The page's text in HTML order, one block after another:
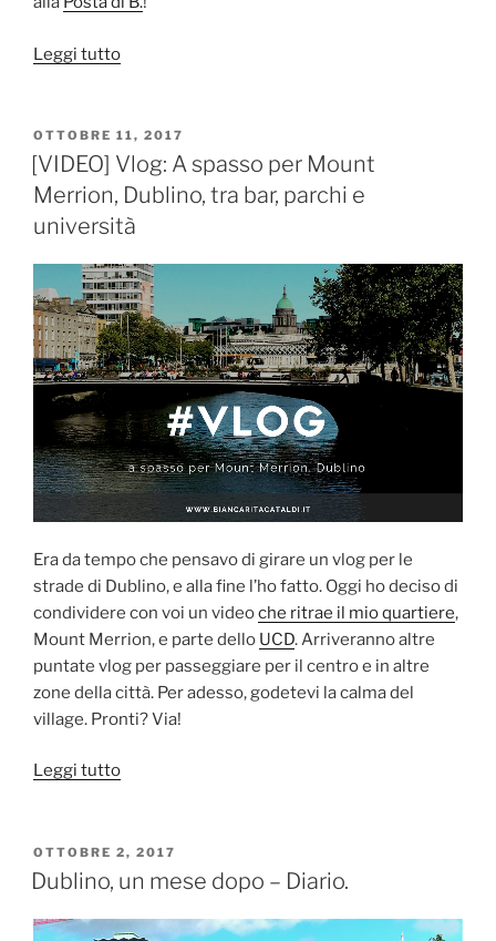
Leggi tutto“[VIDEO]
che
impari
quando
vai
via
di
casa”
PUBBLICATO
IL
OTTOBRE 11, 2017
[VIDEO] Vlog: A spasso per Mount
Merrion, Dublino, tra bar, parchi e
università
Era da tempo che pensavo di girare un vlog per le
strade di Dublino, e alla fine l’ho fatto. Oggi ho deciso di
condividere con voi un videoche ritrae il mio quartiere,
Mount Merrion, e parte dello UCD. Arriveranno altre
puntate vlog per passeggiare per il centro e in altre
zone della città. Per adesso, godetevi la calma del
village. Pronti? Via!
Leggi tutto“[VIDEO]
spasso
per
Merrion,
PUBBLICATO
IL
OTTOBRE 2, 2017
Dublino, un mese dopo – Diario.